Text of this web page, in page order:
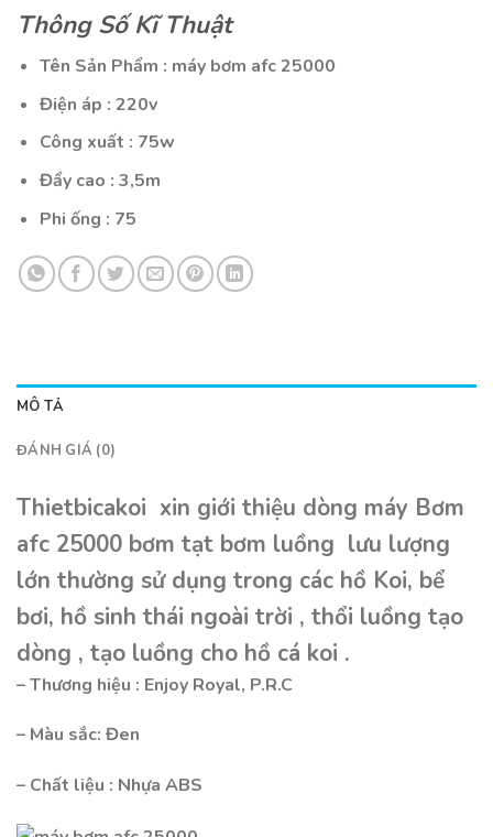
Thông Số Kĩ Thuật
Tên Sản Phẩm : máy bơm afc 25000
Điện áp : 220v
Công xuất : 75w
Đẩy cao : 3,5m
Phi ống : 75
MÔ TẢ
ĐÁNH GIÁ (0)
Thietbicakoi xin giới thiệu dòng máy Bơm
afc 25000 bơm tạt bơm luồng lưu lượng
lớn thường sử dụng trong các hồ Koi, bể
bơi, hồ sinh thái ngoài trời , thổi luồng tạo
dòng , tạo luồng cho hồ cá koi .
– Thương hiệu : Enjoy Royal, P.R.C
– Màu sắc: Đen
– Chất liệu : Nhựa ABS